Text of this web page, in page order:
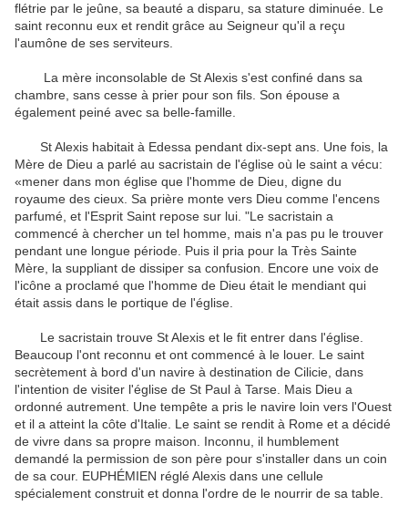
flétrie par le jeûne, sa beauté a disparu, sa stature diminuée. Le
saint reconnu eux et rendit grâce au Seigneur qu'il a reçu
l'aumône de ses serviteurs.
La mère inconsolable de St Alexis s'est confiné dans sa
chambre, sans cesse à prier pour son fils. Son épouse a
également peiné avec sa belle-famille.
St Alexis habitait à Edessa pendant dix-sept ans. Une fois, la
Mère de Dieu a parlé au sacristain de l'église où le saint a vécu:
«mener dans mon église que l'homme de Dieu, digne du
royaume des cieux. Sa prière monte vers Dieu comme l'encens
parfumé, et l'Esprit Saint repose sur lui. "Le sacristain a
commencé à chercher un tel homme, mais n'a pas pu le trouver
pendant une longue période. Puis il pria pour la Très Sainte
Mère, la suppliant de dissiper sa confusion.
Encore une voix de
l'icône a proclamé que l'homme de Dieu était le mendiant qui
était assis dans le portique de l'église.
Le sacristain trouve St Alexis et le fit entrer dans l'église.
Beaucoup l'ont reconnu et ont commencé à le louer. Le saint
secrètement à bord d'un navire à destination de Cilicie, dans
l'intention de visiter l'église de St Paul à Tarse. Mais Dieu a
ordonné autrement. Une tempête a pris le navire loin vers l'Ouest
et il a atteint la côte d'Italie. Le saint se rendit à Rome et a décidé
de vivre dans sa propre maison.
Inconnu, il humblement
demandé la permission de son père pour s'installer dans un coin
de sa cour. EUPHÉMIEN réglé Alexis dans une cellule
spécialement construit et donna l'ordre de le nourrir de sa table.